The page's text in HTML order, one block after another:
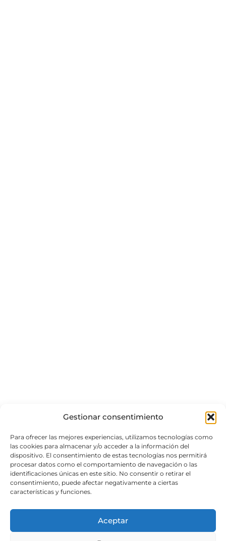
Gestionar consentimiento
Para ofrecer las mejores experiencias, utilizamos tecnologías como
las cookies para almacenar y/o acceder a la información del
dispositivo. El consentimiento de estas tecnologías nos permitirá
procesar datos como el comportamiento de navegación o las
identificaciones únicas en este sitio. No consentir o retirar el
consentimiento, puede afectar negativamente a ciertas
características y funciones.
Aceptar